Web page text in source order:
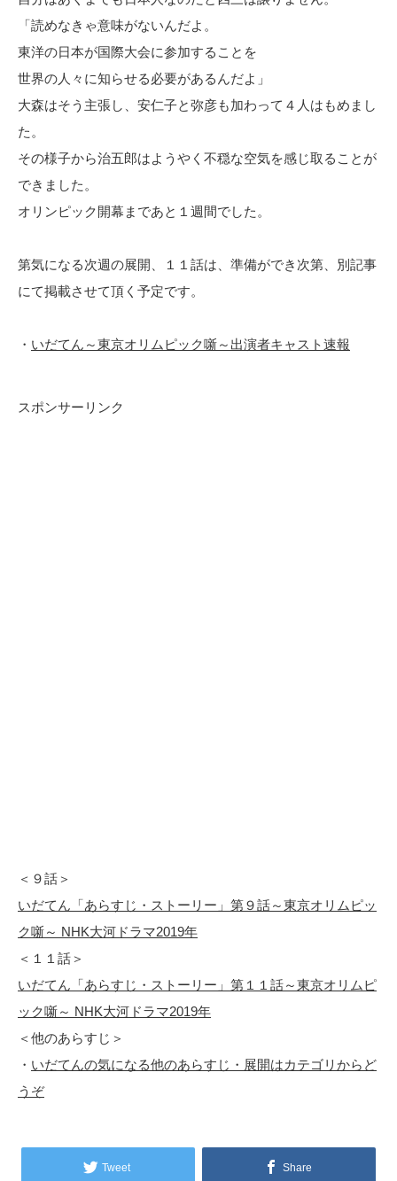
「読めなきゃ意味がないんだよ。
東洋の日本が国際大会に参加することを
世界の人々に知らせる必要があるんだよ」
大森はそう主張し、安仁子と弥彦も加わって４人はもめまし
た。
その様子から治五郎はようやく不穏な空気を感じ取ることが
できました。
オリンピック開幕まであと１週間でした。
第気になる次週の展開、１１話は、準備ができ次第、別記事
にて掲載させて頂く予定です。
・ いだてん～東京オリムピック噺～出演者キャスト速報
スポンサーリンク
＜９話＞
いだてん「あらすじ・ストーリー」第９話～東京オリムピッ
ク噺～ NHK大河ドラマ2019年
＜１１話＞
いだてん「あらすじ・ストーリー」第１１話～東京オリムピ
ック噺～ NHK大河ドラマ2019年
＜他のあらすじ＞
・ いだてんの気になる他のあらすじ・展開はカテゴリからど
うぞ
Tweet Share